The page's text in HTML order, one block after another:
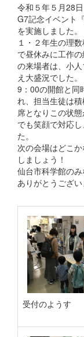
令和５年５月28
G7記念イベント
を実施しました。
１・２年生の理
で昼休みに工作
の来場者は、小
え大盛況でした。
9：00の開館と同
れ、担当生徒は
席となりこの状
でも笑顔で対応
た。
次の会場はどこ
しましょう！
仙台市科学館のみ
ありがとうござい
受付のようす